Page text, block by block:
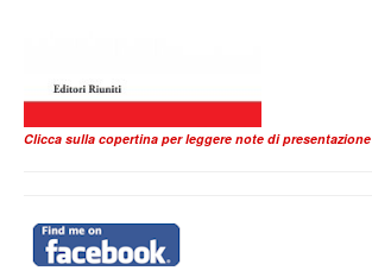
Clicca sulla copertina per leggere note di presentazione